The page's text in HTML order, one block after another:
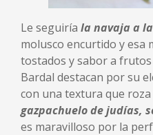
Le seguiría la navaja a
molusco encurtido y esa
tostados y sabor a frutos
Bardal destacan por su
con una textura que roza
gazpachuelo de judías,
es maravilloso por la